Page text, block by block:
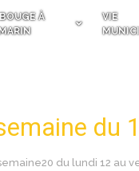
À
VIE
du
du lundi 12 au